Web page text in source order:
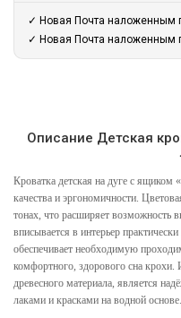
✓ Новая Почта наложенным
✓ Новая Почта наложенным
Описание Детская
Кроватка детская на дуге с ящиком
качества и эргономичности.
тонах, что расширяет возможность
вписывается в интерьер
обеспечивает необходимую
комфортного, здорового сна крохи.
древесного материала, является
лаками и красками на водной основе.